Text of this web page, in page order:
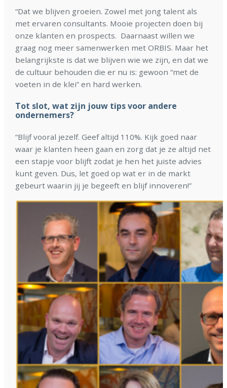
“Dat we blijven groeien. Zowel met jong talent als
met ervaren consultants. Mooie projecten doen bij
onze klanten en prospects. Daarnaast willen we
graag nog meer samenwerken met ORBIS. Maar het
belangrijkste is dat we blijven wie we zijn, en dat we
de cultuur behouden die er nu is: gewoon “met de
voeten in de klei” en hard werken.
Tot slot, wat zijn jouw tips voor andere
ondernemers?
“Blijf vooral jezelf. Geef altijd 110%. Kijk goed naar
waar je klanten heen gaan en zorg dat je ze altijd net
een stapje voor blijft zodat je hen het juiste advies
kunt geven. Dus, let goed op wat er in de markt
gebeurt waarin jij je begeeft en blijf innoveren!”